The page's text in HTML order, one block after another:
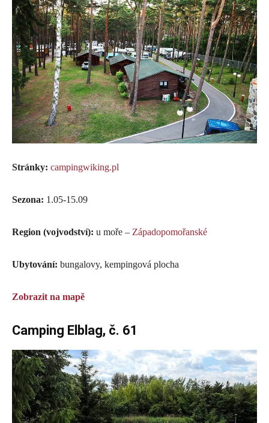
Stránky: campingwiking.pl
Sezona: 1.05-15.09
Region (vojvodství): u moře – Západopomořanské
Ubytování: bungalovy, kempingová plocha
Zobrazit na mapě
Camping Elblag, č. 61